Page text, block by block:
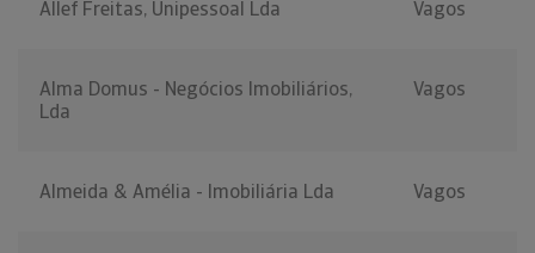
Allef Freitas, Unipessoal Lda Vagos
Alma Domus - Negócios Imobiliários,
Lda
Vagos
Almeida & Amélia - Imobiliária Lda Vagos